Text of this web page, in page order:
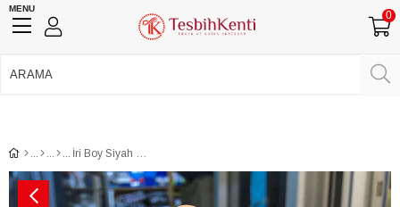
MENU
0
İri Boy Siyah Renk Lale Püsküllü Toz Kehribar Tesbih